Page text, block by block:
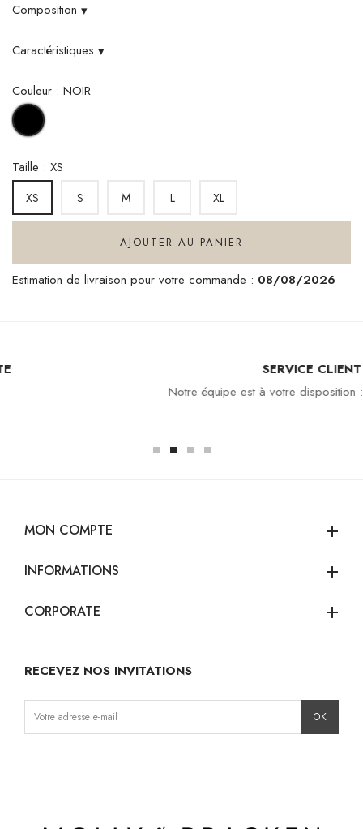
Composition ▾
Caractéristiques ▾
Couleur : NOIR
NOIR
Taille : XS
XS S M L XL
AJOUTER AU PANIER
Estimation de livraison pour votre commande : 08/08/2026
Notre équipe est à votre disposition : 04 94 94 97 80
MON COMPTE add
INFORMATIONS add
CORPORATE add
RECEVEZ NOS INVITATIONS